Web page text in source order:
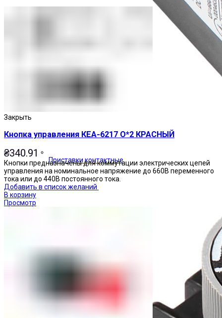
Приставки контактные
Закрыть
Кнопка управления КЕА-6217 О*2 КРАСНЫЙ
₴340.91
Кнопки предназначены для коммутации электрических цепей
управления на номинальное напряжение до 660В переменного
тока или до 440В постоянного тока.
Добавить в список желаний
В корзину
Просмотр